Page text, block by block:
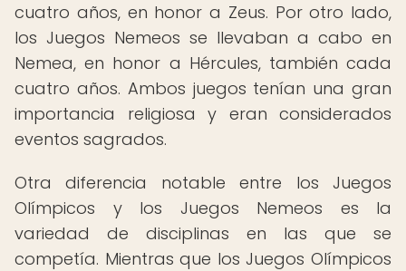
cuatro años, en honor a Zeus. Por otro lado,
los Juegos Nemeos se llevaban a cabo en
Nemea, en honor a Hércules, también cada
cuatro años. Ambos juegos tenían una gran
importancia religiosa y eran considerados
eventos sagrados.
Otra diferencia notable entre los Juegos
Olímpicos y los Juegos Nemeos es la
variedad de disciplinas en las que se
competía. Mientras que los Juegos Olímpicos